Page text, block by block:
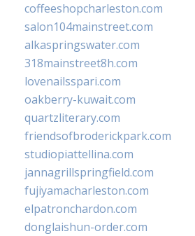
coffeeshopcharleston.com
salon104mainstreet.com
alkaspringswater.com
318mainstreet8h.com
lovenailsspari.com
oakberry-kuwait.com
quartzliterary.com
friendsofbroderickpark.com
studiopiattellina.com
jannagrillspringfield.com
fujiyamacharleston.com
elpatronchardon.com
donglaishun-order.com